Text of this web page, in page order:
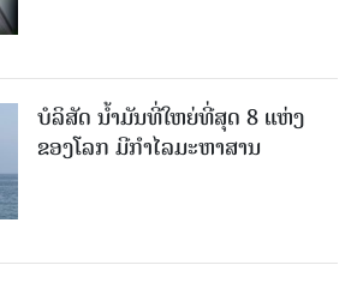
ບໍລິສັດ ນ້ຳມັນທີ່ໃຫຍ່ທີ່ສຸດ 8 ແຫ່ງ
ຂອງໂລກ ມີກຳໄລມະຫາສານ